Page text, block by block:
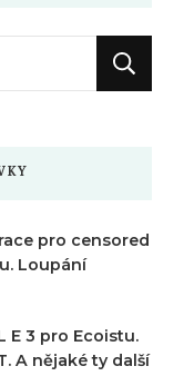
pro censored
Loupání
E 3 pro Ecoistu.
A nějaké ty další